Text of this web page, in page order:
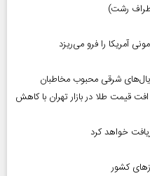
رشت)
آمریکا را فرو می‌ریزد
شرقی محبوب مخاطبان
طلا و سکه امروز ۱۱ مرداد ۱۴۰۵ | افت قیمت طلا در بازار تهران با کاهش
خواهد کرد